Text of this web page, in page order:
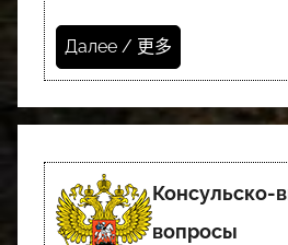
Далее / 更多
Консульско-
вопросы